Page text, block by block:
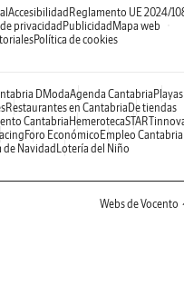
AccesibilidadReglamento UE 2024/
privacidadPublicidadMapa web
Política de cookies
DModaAgenda CantabriaPlayas
Restaurantes en CantabriaDe tiendas
CantabriaHemeroteca
Foro EconómicoEmpleo Cantabria
de NavidadLotería del Niño
Webs de Vocento